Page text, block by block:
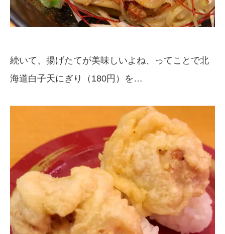
続いて、揚げたてが美味しいよね、ってことで北
海道白子天にぎり（180円）を…